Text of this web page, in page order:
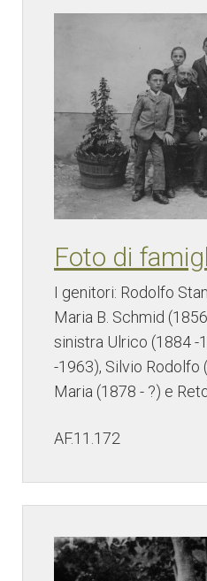
Foto di
I genitori: Rodolfo
Maria B. Schmid
sinistra Ulrico (1884 -
-1963), Silvio Rodolfo
Maria (1878 - ?) e
AF.11.172